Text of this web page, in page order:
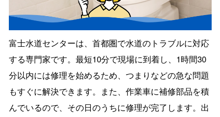
富士水道センターは、首都圏で水道のトラブルに対応
する専門家です。最短10分で現場に到着し、1時間30
分以内には修理を始めるため、つまりなどの急な問題
もすぐに解決できます。また、作業車に補修部品を積
んでいるので、その日のうちに修理が完了します。出